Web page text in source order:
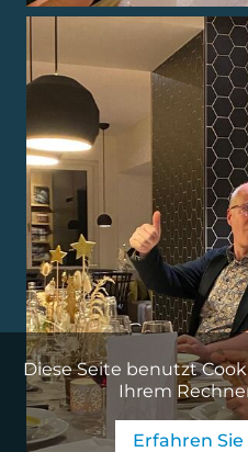
Diese Seite benutzt
Ihrem
Erfahren